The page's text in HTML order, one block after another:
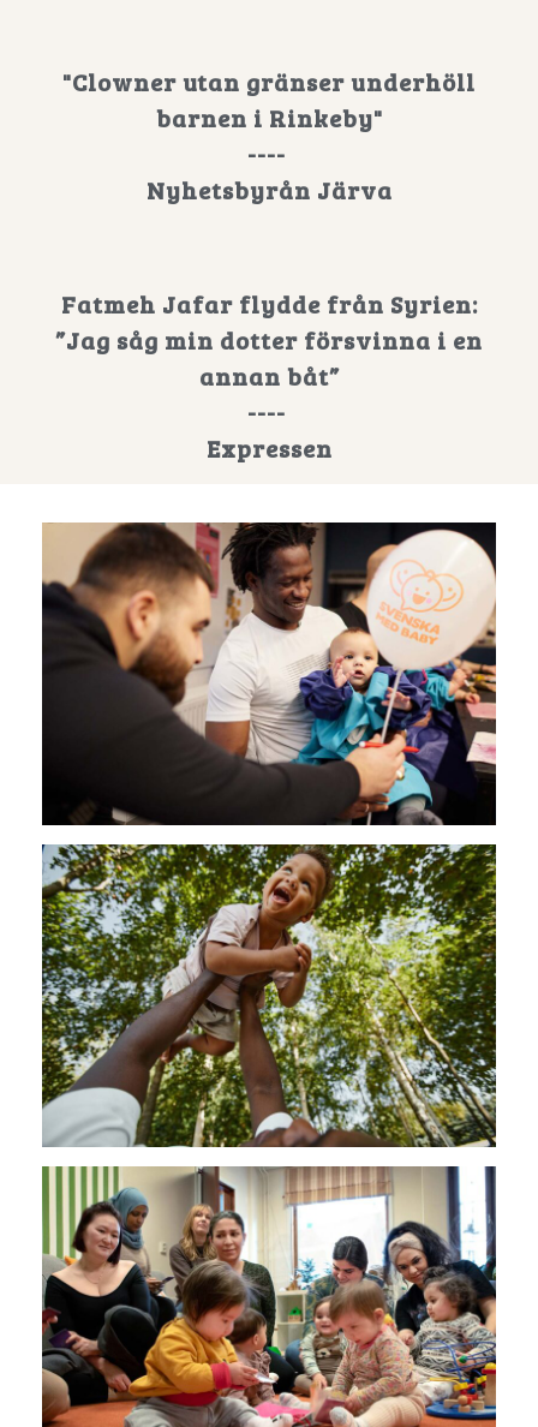
"Clowner utan gränser underhöll
barnen i Rinkeby"
----
Nyhetsbyrån Järva
Fatmeh Jafar flydde från Syrien:
”Jag såg min dotter försvinna i en
annan båt”
----
Expressen